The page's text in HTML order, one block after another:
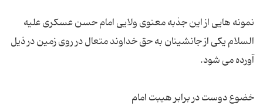
نمونه هایی از این جذبه معنوی ولایی امام حسن عسکری علیه
السلام یکی از جانشینان به حق خداوند متعال در روی زمین در ذیل